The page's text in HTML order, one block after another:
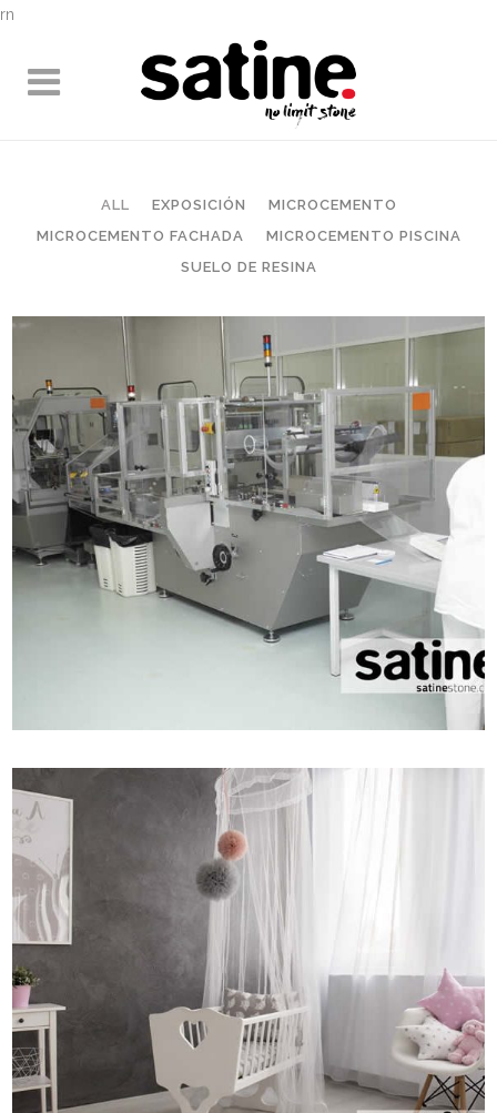
rn
ALL EXPOSICIÓN
MICROCEMENTO
MICROCEMENTO FACHADA
MICROCEMENTO PISCINA
SUELO DE RESINA